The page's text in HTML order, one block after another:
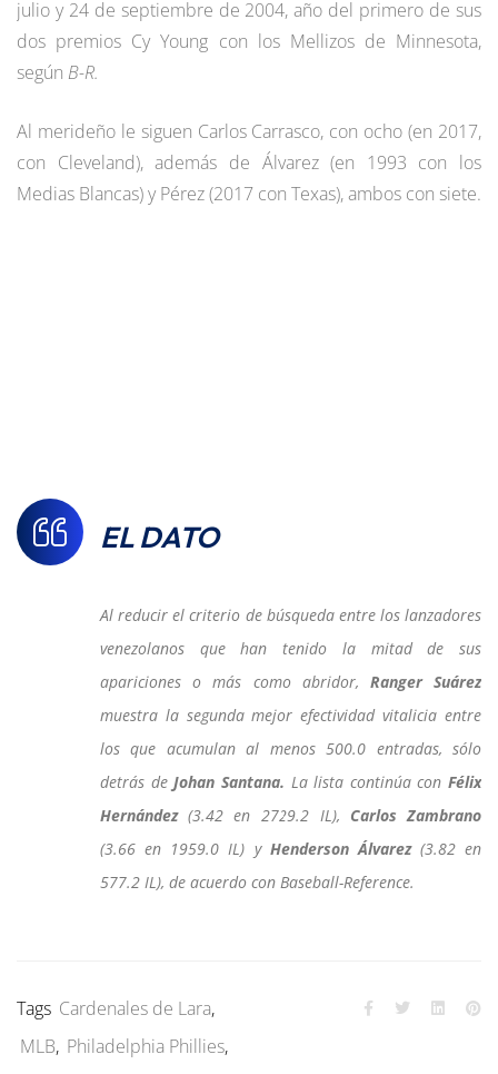
julio y 24 de septiembre de 2004, año del primero de sus
dos premios Cy Young con los Mellizos de Minnesota,
según B-R.
Al merideño le siguen Carlos Carrasco, con ocho (en 2017,
con Cleveland), además de Álvarez (en 1993 con los
Medias Blancas) y Pérez (2017 con Texas), ambos con siete.
EL DATO
Al reducir el criterio de búsqueda entre los lanzadores
venezolanos que han tenido la mitad de sus
apariciones o más como abridor, Ranger Suárez
muestra la segunda mejor efectividad vitalicia entre
los que acumulan al menos 500.0 entradas, sólo
detrás deJohan Santana. La lista continúa con Félix
Hernández(3.42 en 2729.2 IL), Carlos Zambrano
(3.66 en 1959.0 IL) y Henderson Álvarez(3.82 en
577.2 IL), de acuerdo con Baseball-Reference.
Tags Cardenales de Lara,
MLB, Philadelphia Phillies,